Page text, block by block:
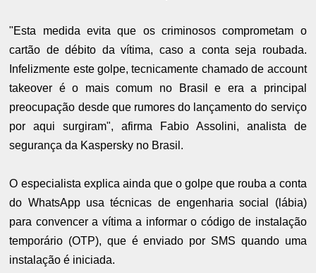
"Esta medida evita que os criminosos comprometam o
cartão de débito da vítima, caso a conta seja roubada.
Infelizmente este golpe, tecnicamente chamado de account
takeover é o mais comum no Brasil e era a principal
preocupação desde que rumores do lançamento do serviço
por aqui surgiram", afirma Fabio Assolini, analista de
segurança da Kaspersky no Brasil.
O especialista explica ainda que o golpe que rouba a conta
do WhatsApp usa técnicas de engenharia social (lábia)
para convencer a vítima a informar o código de instalação
temporário (OTP), que é enviado por SMS quando uma
instalação é iniciada.